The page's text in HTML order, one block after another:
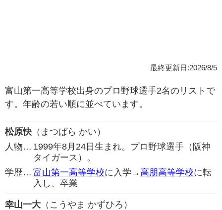
最終更新日:2026/8/5
富山第一高等学校出身のプロ野球選手2名のリストで
す。年齢の若い順に並べています。
松原快 （まつばら かい）
人物… 1999年8月24日生まれ。プロ野球選手（阪神
タイガース）。
学歴… 富山第一高等学校に入学→高朋高等学校に転
入し、卒業
幸山一大 （こうやま かずひろ）